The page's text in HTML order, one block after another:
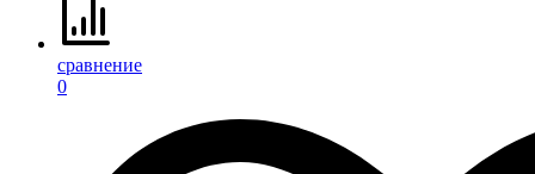
сравнение
0